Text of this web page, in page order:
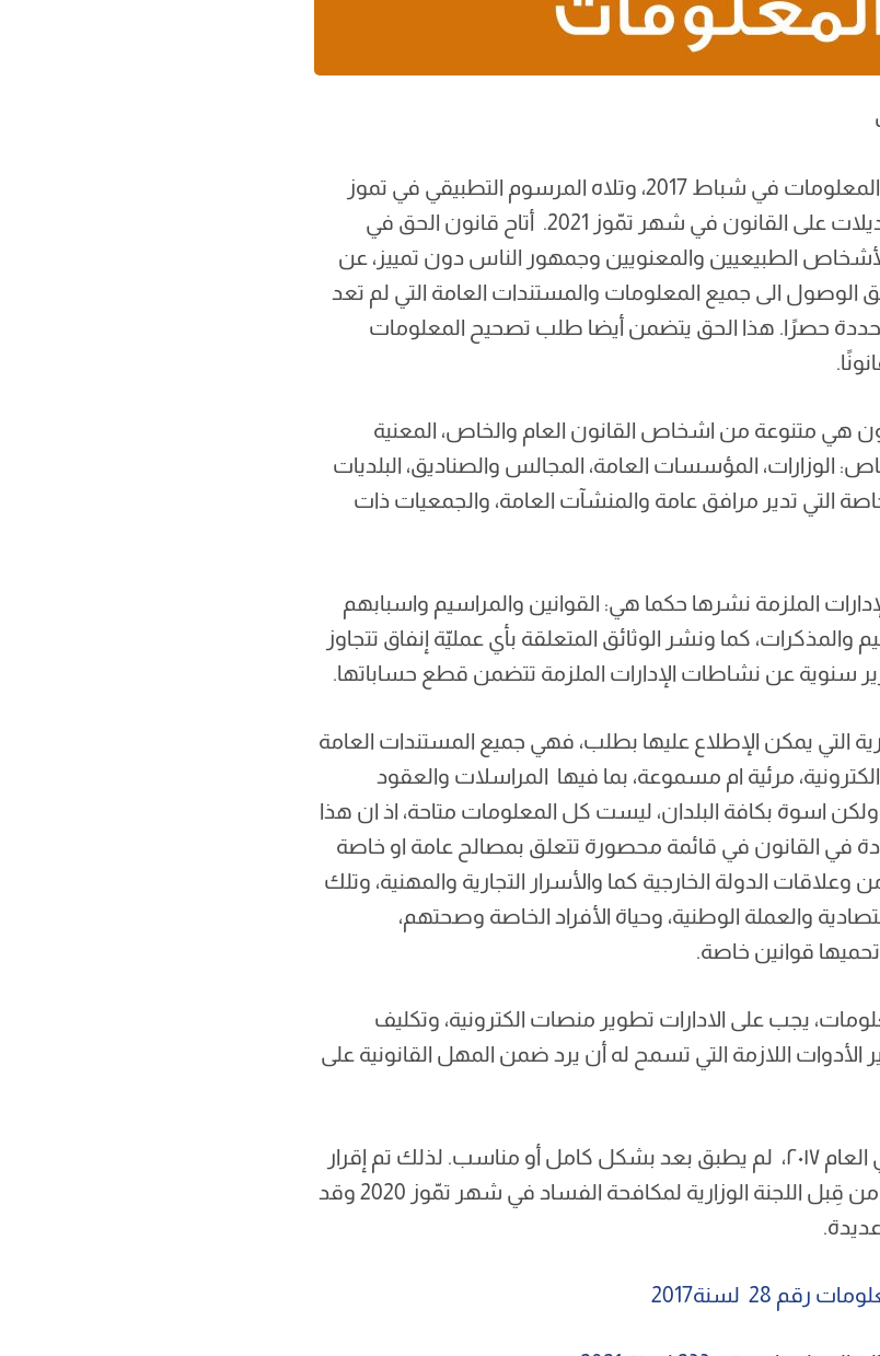
أقر قانون الحق في الوصول الى المعلومات في شباط 2017، وتلاه المرسوم التطبيقي في تموز
٢٠٢٠؛ وتم لاحقًا ادخال بعض التعديلات على القانون في شهر تمّوز 2021. أتاح قانون الحق في
الطبيعيين والمعنويين وجمهور الناس دون تمييز، عن
الى جميع المعلومات والمستندات العامة التي لم تعد
حصرًا. هذا الحق يتضمن أيضا طلب تصحيح المعلومات
هي متنوعة من اشخاص القانون العام والخاص، المعنية
الوزارات، المؤسسات العامة، المجالس والصناديق، البلديات
التي تدير مرافق عامة والمنشآت العامة، والجمعيات ذات
الملزمة نشرها حكما هي: القوانين والمراسيم واسبابهم
والمذكرات، كما ونشر الوثائق المتعلقة بأي عمليّة إنفاق تتجاوز
سنوية عن نشاطات الإدارات الملزمة تتضمن قطع حساباتها.
التي يمكن الإطلاع عليها بطلب، فهي جميع المستندات العامة
مرئية ام مسموعة، بما فيها المراسلات والعقود
ولكن اسوة بكافة البلدان، ليست كل المعلومات متاحة، اذ ان هذا
في القانون في قائمة محصورة تتعلق بمصالح عامة او خاصة
وعلاقات الدولة الخارجية كما والأسرار التجارية والمهنية، وتلك
والعملة الوطنية، وحياة الأفراد الخاصة وصحتهم،
قوانين خاصة.
يجب على الادارات تطوير منصات الكترونية، وتكليف
اللازمة التي تسمح له أن يرد ضمن المهل القانونية على
منذ دخول القانون حيز التنفيذ في العام ٢٠١٧، لم يطبق بعد بشكل كامل أو مناسب. لذلك تم إقرار
خطة وطنية لدعم تنفيذ القانون من قِبل اللجنة الوزارية لمكافحة الفساد في شهر تمّوز 2020 وقد
رقم 28 لسنة 2017